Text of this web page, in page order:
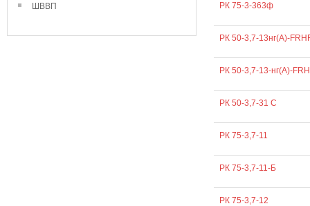
ШВВП РК 75-3-363ф
РК 50-3,7-13нг(А)-
РК 50-3,7-13-нг(А)-
РК 50-3,7-31 С
РК 75-3,7-11
РК 75-3,7-11-Б
РК 75-3,7-12